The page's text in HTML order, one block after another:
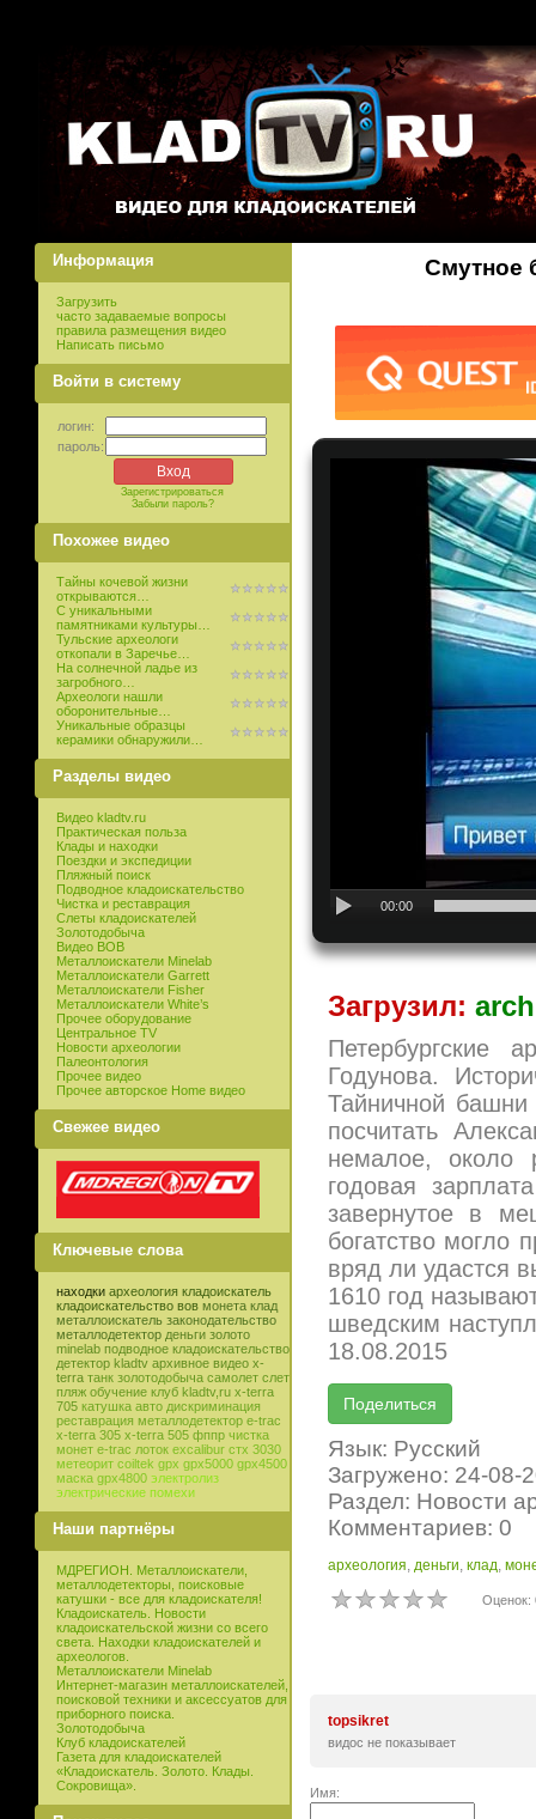
Информация
Загрузить
часто задаваемые вопросы
правила размещения видео
Написать письмо
Войти в систему
логин:
пароль:
Зарегистрироваться
Забыли пароль?
Похожее видео
Тайны кочевой жизни
открываются…
С уникальными
памятниками культуры…
Тульские археологи
откопали в Заречье…
На солнечной ладье из
загробного…
Археологи нашли
оборонительные…
Уникальные образцы
керамики обнаружили…
Разделы видео
Видео kladtv.ru
Практическая польза
Клады и находки
Поездки и экспедиции
Пляжный поиск
Подводное кладоискательство
Чистка и реставрация
Слеты кладоискателей
Золотодобыча
Видео ВОВ
Металлоискатели Minelab
Металлоискатели Garrett
Металлоискатели Fisher
Металлоискатели White’s
Прочее оборудование
Центральное TV
Новости археологии
Палеонтология
Прочее видео
Прочее авторское Home видео
Свежее видео
Ключевые слова
находки археология кладоискатель
кладоискательство вов монета клад
металлоискатель законодательство
металлодетектор деньги золото
minelab подводное кладоискательство
детектор kladtv архивное видео x-
terra танк золотодобыча самолет слет
пляж обучение клуб kladtv,ru x-terra
705 катушка авто дискриминация
реставрация металлодетектор e-trac
x-terra 305 x-terra 505 фппр чистка
монет e-trac лоток excalibur стх 3030
метеорит coiltek gpx gpx5000 gpx4500
маска gpx4800 электролиз
электрические помехи
Наши партнёры
МДРЕГИОН. Металлоискатели,
металлодетекторы, поисковые
катушки - все для кладоискателя!
Кладоискатель. Новости
кладоискательской жизни со всего
света. Находки кладоискателей и
археологов.
Металлоискатели Minelab
Интернет-магазин металлоискателей,
поисковой техники и аксессуатов для
приборного поиска.
Золотодобыча
Клуб кладоискателей
Газета для кладоискателей
«Кладоискатель. Золото. Клады.
Сокровища».
Смутное
00:00
Загрузил:
Петербургские
Годунова.
Тайничной
посчитать
немалое, около
годовая
завернутое в
богатство могло
вряд ли удастся
1610 год
шведским
18.08.2015
Язык: Русский
Загружено: 24-08-
Раздел: Новости
Комментариев: 0
археология, деньги, клад,
Оценок:
topsikret
видос не показывает
Имя: